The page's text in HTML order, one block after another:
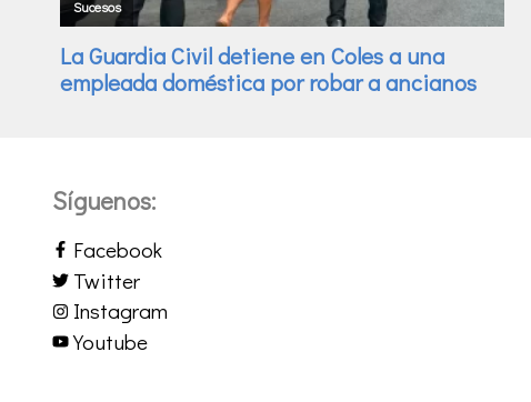
Síguenos:
Facebook
Twitter
Instagram
Youtube